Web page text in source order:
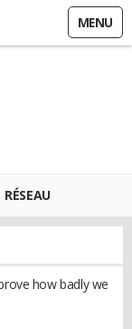
MENU
RÉSEAU
how badly we